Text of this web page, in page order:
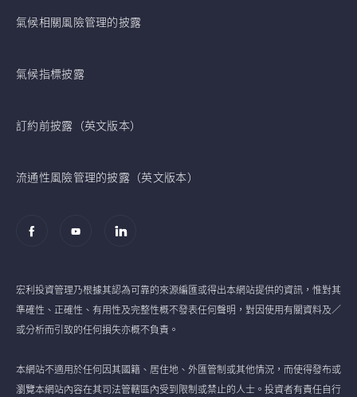
氣候相關風險管理的披露
氣候指標披露
訂約前披露（英文版本）
流通性風險管理的披露（英文版本）
宏利投資管理乃根據其認為可靠的來源編匯或得出本網站提供的資訊，惟對其
準確性、正確性、有用性及完整性概不發表任何聲明，對因使用有關資料及／
或分析而引致的任何損失亦概不負責。
本網站不適用於任何因其國籍、居住地、外匯管制或其他情況，而使得發布或
瀏覽本網站內容在其司法管轄區內受到限制或禁止的人士。投資者有責任自行